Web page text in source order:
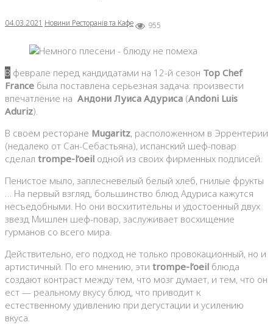
04.03.2021 Новини Ресторанів та Кафе 955
В феврале перед кандидатами на 12-й сезон Top Chef
France была поставлена ​​серьезная задача: произвести
впечатление на Андони Луиса Адуриса (Andoni Luis
Aduriz).
В своем ресторане Mugaritz, расположенном в Эррентерии
(недалеко от Сан-Себастьяна), испанский шеф-повар
сделал trompe-l’oeil одной из своих фирменных подписей.
Пенистое мыло, заплесневелый белый хлеб, гнилые фрукты
… На первый взгляд, большинство блюд Адуриса кажутся
несъедобными. Но они восхитительны и удостоенный двух
звезд Мишлен шеф-повар, заслуживает восхищение
гурманов со всего мира.
Действительно, его подход не только провокационный, но и
артистичный. По его мнению, эти trompe-l’oeil блюда
создают контраст между тем, что мозг думает, и тем, что он
ест — реальному вкусу блюд, что приводит к
естественному удивлению при дегустации и усилению
вкуса.